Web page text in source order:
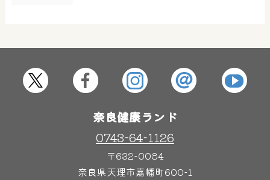
奈良わんぱくランド
ボディケア
奈良健康ランド
0743-64-1126
〒632-0084
奈良県天理市嘉幡町600-1